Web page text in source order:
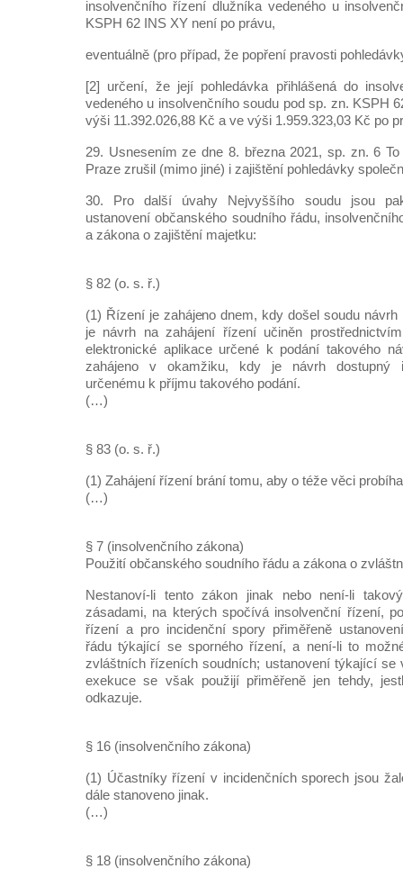
insolvenčního řízení dlužníka vedeného u
KSPH 62 INS XY není po právu,
eventuálně (pro případ, že popření pravosti
[2] určení, že její pohledávka přihlášená do
vedeného u insolvenčního soudu pod sp. zn. KSPH
výši 11.392.026,88 Kč a ve výši 1.959.323,03 Kč po
29. Usnesením ze dne 8. března 2021, sp. zn. 6
Praze zrušil (mimo jiné) i zajištění pohledávky
30. Pro další úvahy Nejvyššího soudu jsou
ustanovení občanského soudního řádu,
a zákona o zajištění majetku:
§ 82 (o. s. ř.)
(1) Řízení je zahájeno dnem, kdy došel soudu návrh
je návrh na zahájení řízení učiněn
elektronické aplikace určené k podání takového
zahájeno v okamžiku, kdy je návrh dostupný
určenému k příjmu takového podání.
(…)
§ 83 (o. s. ř.)
(1) Zahájení řízení brání tomu, aby o téže věci
(…)
§ 7 (insolvenčního zákona)
Použití občanského soudního řádu a zákona o
Nestanoví-li tento zákon jinak nebo není-li
zásadami, na kterých spočívá insolvenční řízení,
řízení a pro incidenční spory přiměřeně
řádu týkající se sporného řízení, a není-li to
zvláštních řízeních soudních; ustanovení týkající se
exekuce se však použijí přiměřeně jen tehdy,
odkazuje.
§ 16 (insolvenčního zákona)
(1) Účastníky řízení v incidenčních sporech jsou
dále stanoveno jinak.
(…)
§ 18 (insolvenčního zákona)